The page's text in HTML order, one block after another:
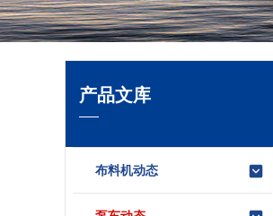
产品文库
布料机动态